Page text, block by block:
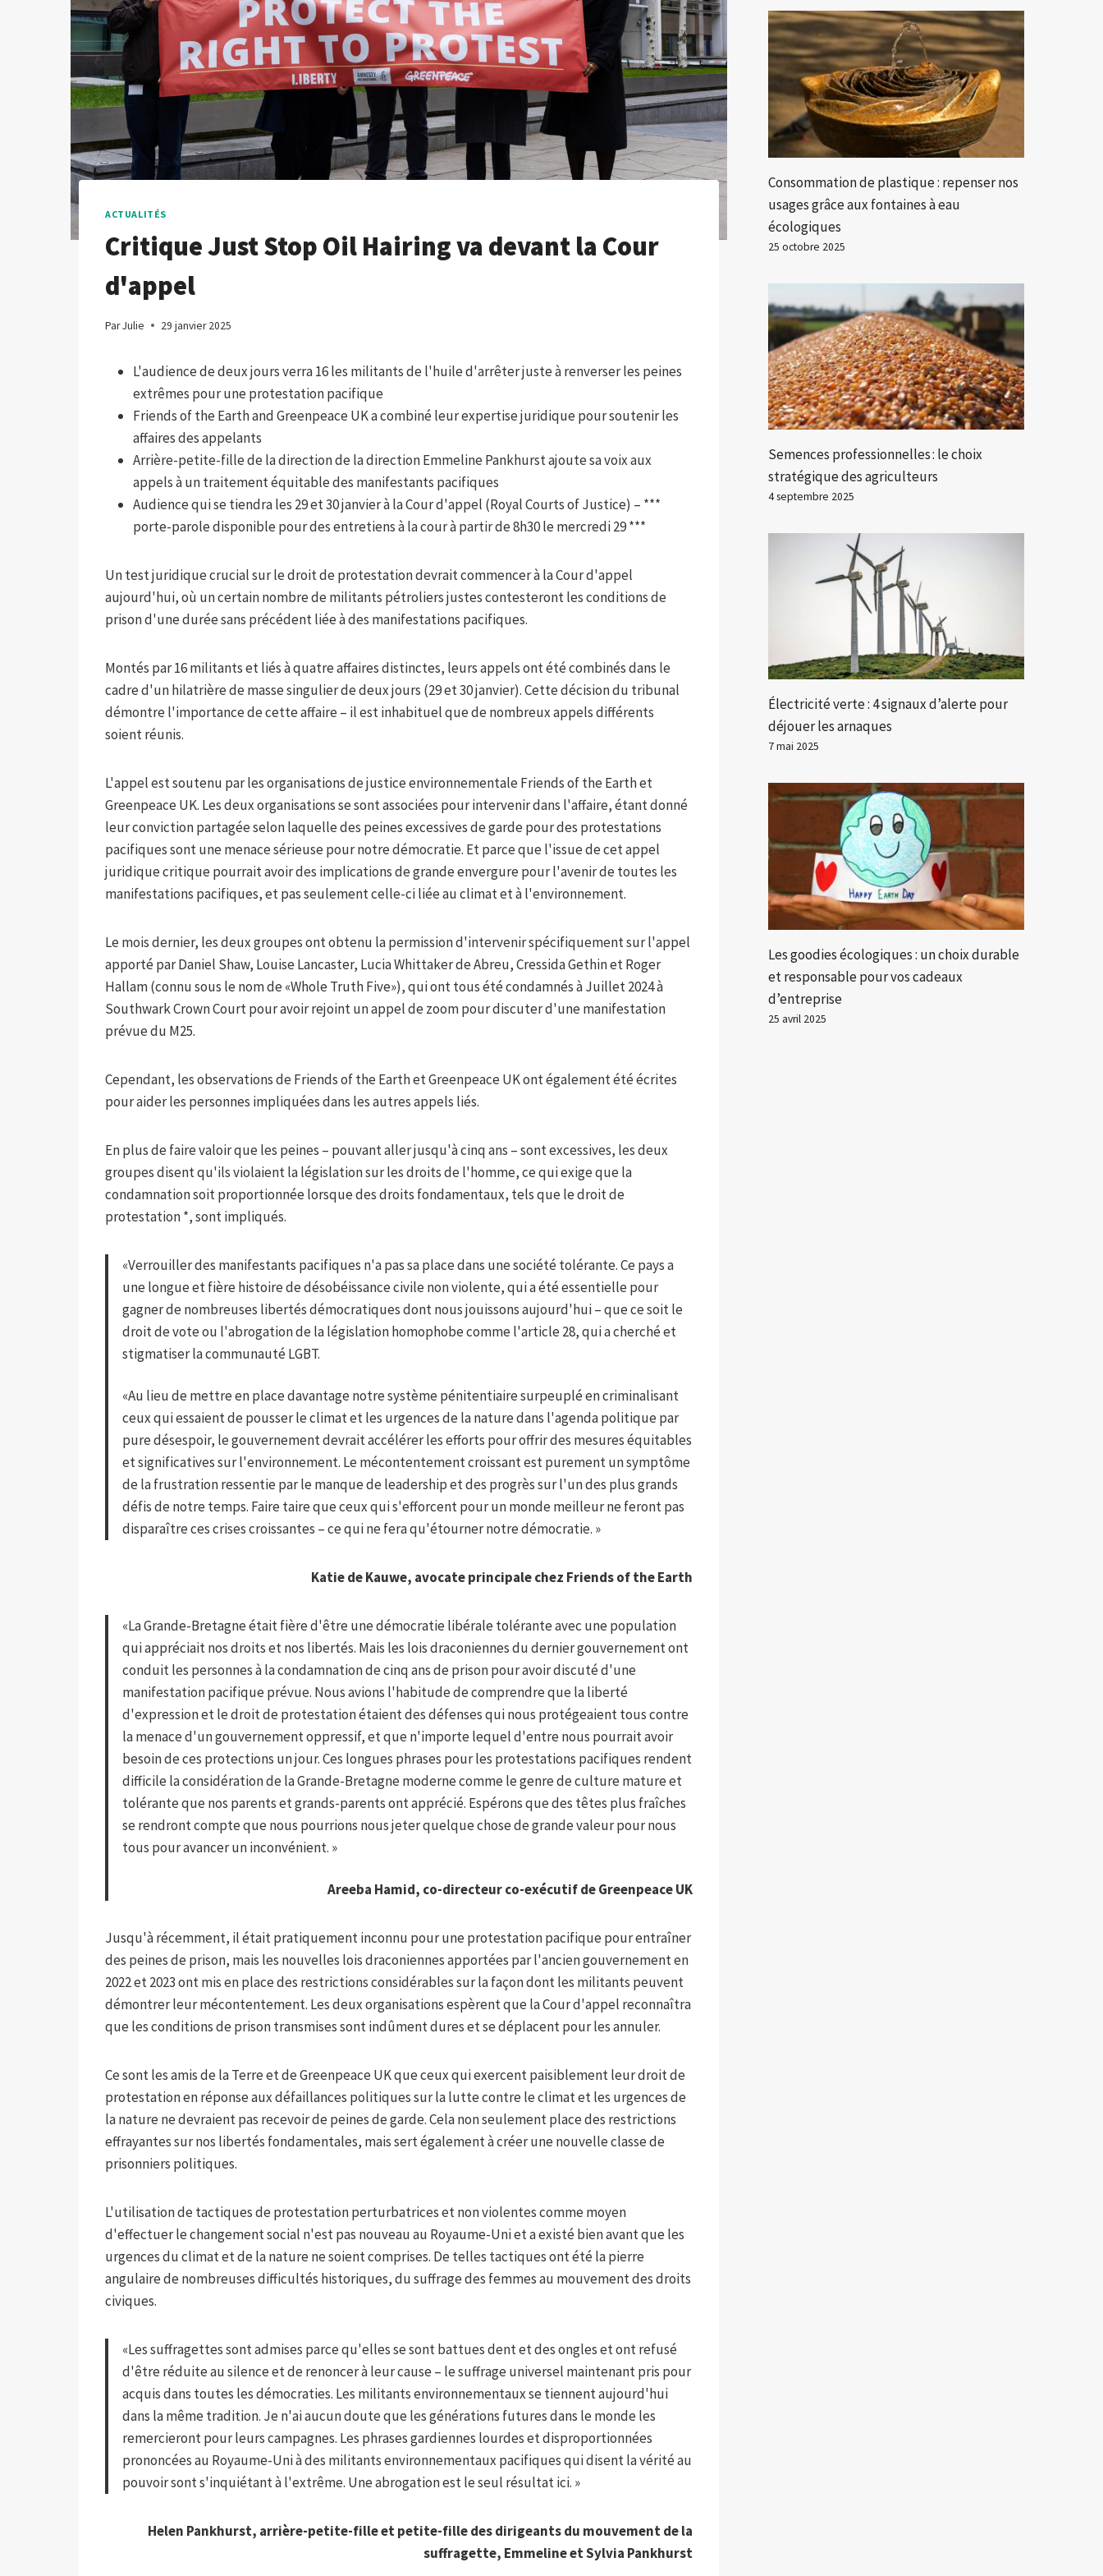
ACTUALITÉS
Critique Just Stop Oil Hairing va devant la Cour
d'appel
ParJulie 29 janvier 2025
L'audience de deux jours verra 16 les militants de l'huile d'arrêter juste à renverser les peines
extrêmes pour une protestation pacifique
Friends of the Earth and Greenpeace UK a combiné leur expertise juridique pour soutenir les
affaires des appelants
Arrière-petite-fille de la direction de la direction Emmeline Pankhurst ajoute sa voix aux
appels à un traitement équitable des manifestants pacifiques
Audience qui se tiendra les 29 et 30 janvier à la Cour d'appel (Royal Courts of Justice) – ***
porte-parole disponible pour des entretiens à la cour à partir de 8h30 le mercredi 29 ***
Un test juridique crucial sur le droit de protestation devrait commencer à la Cour d'appel
aujourd'hui, où un certain nombre de militants pétroliers justes contesteront les conditions de
prison d'une durée sans précédent liée à des manifestations pacifiques.
Montés par 16 militants et liés à quatre affaires distinctes, leurs appels ont été combinés dans le
cadre d'un hilatrière de masse singulier de deux jours (29 et 30 janvier). Cette décision du tribunal
démontre l'importance de cette affaire – il est inhabituel que de nombreux appels différents
soient réunis.
L'appel est soutenu par les organisations de justice environnementale Friends of the Earth et
Greenpeace UK. Les deux organisations se sont associées pour intervenir dans l'affaire, étant donné
leur conviction partagée selon laquelle des peines excessives de garde pour des protestations
pacifiques sont une menace sérieuse pour notre démocratie. Et parce que l'issue de cet appel
juridique critique pourrait avoir des implications de grande envergure pour l'avenir de toutes les
manifestations pacifiques, et pas seulement celle-ci liée au climat et à l'environnement.
Le mois dernier, les deux groupes ont obtenu la permission d'intervenir spécifiquement sur l'appel
apporté par Daniel Shaw, Louise Lancaster, Lucia Whittaker de Abreu, Cressida Gethin et Roger
Hallam (connu sous le nom de «Whole Truth Five»), qui ont tous été condamnés à Juillet 2024 à
Southwark Crown Court pour avoir rejoint un appel de zoom pour discuter d'une manifestation
prévue du M25.
Cependant, les observations de Friends of the Earth et Greenpeace UK ont également été écrites
pour aider les personnes impliquées dans les autres appels liés.
En plus de faire valoir que les peines – pouvant aller jusqu'à cinq ans – sont excessives, les deux
groupes disent qu'ils violaient la législation sur les droits de l'homme, ce qui exige que la
condamnation soit proportionnée lorsque des droits fondamentaux, tels que le droit de
protestation *, sont impliqués.
«Verrouiller des manifestants pacifiques n'a pas sa place dans une société tolérante. Ce pays a
une longue et fière histoire de désobéissance civile non violente, qui a été essentielle pour
gagner de nombreuses libertés démocratiques dont nous jouissons aujourd'hui – que ce soit le
droit de vote ou l'abrogation de la législation homophobe comme l'article 28, qui a cherché et
stigmatiser la communauté LGBT.
«Au lieu de mettre en place davantage notre système pénitentiaire surpeuplé en criminalisant
ceux qui essaient de pousser le climat et les urgences de la nature dans l'agenda politique par
pure désespoir, le gouvernement devrait accélérer les efforts pour offrir des mesures équitables
et significatives sur l'environnement. Le mécontentement croissant est purement un symptôme
de la frustration ressentie par le manque de leadership et des progrès sur l'un des plus grands
défis de notre temps. Faire taire que ceux qui s'efforcent pour un monde meilleur ne feront pas
disparaître ces crises croissantes – ce qui ne fera qu'étourner notre démocratie. »
Katie de Kauwe, avocate principale chez Friends of the Earth
«La Grande-Bretagne était fière d'être une démocratie libérale tolérante avec une population
qui appréciait nos droits et nos libertés. Mais les lois draconiennes du dernier gouvernement ont
conduit les personnes à la condamnation de cinq ans de prison pour avoir discuté d'une
manifestation pacifique prévue. Nous avions l'habitude de comprendre que la liberté
d'expression et le droit de protestation étaient des défenses qui nous protégeaient tous contre
la menace d'un gouvernement oppressif, et que n'importe lequel d'entre nous pourrait avoir
besoin de ces protections un jour. Ces longues phrases pour les protestations pacifiques rendent
difficile la considération de la Grande-Bretagne moderne comme le genre de culture mature et
tolérante que nos parents et grands-parents ont apprécié. Espérons que des têtes plus fraîches
se rendront compte que nous pourrions nous jeter quelque chose de grande valeur pour nous
tous pour avancer un inconvénient. »
Areeba Hamid, co-directeur co-exécutif de Greenpeace UK
Jusqu'à récemment, il était pratiquement inconnu pour une protestation pacifique pour entraîner
des peines de prison, mais les nouvelles lois draconiennes apportées par l'ancien gouvernement en
2022 et 2023 ont mis en place des restrictions considérables sur la façon dont les militants peuvent
démontrer leur mécontentement. Les deux organisations espèrent que la Cour d'appel reconnaîtra
que les conditions de prison transmises sont indûment dures et se déplacent pour les annuler.
Ce sont les amis de la Terre et de Greenpeace UK que ceux qui exercent paisiblement leur droit de
protestation en réponse aux défaillances politiques sur la lutte contre le climat et les urgences de
la nature ne devraient pas recevoir de peines de garde. Cela non seulement place des restrictions
effrayantes sur nos libertés fondamentales, mais sert également à créer une nouvelle classe de
prisonniers politiques.
L'utilisation de tactiques de protestation perturbatrices et non violentes comme moyen
d'effectuer le changement social n'est pas nouveau au Royaume-Uni et a existé bien avant que les
urgences du climat et de la nature ne soient comprises. De telles tactiques ont été la pierre
angulaire de nombreuses difficultés historiques, du suffrage des femmes au mouvement des droits
civiques.
«Les suffragettes sont admises parce qu'elles se sont battues dent et des ongles et ont refusé
d'être réduite au silence et de renoncer à leur cause – le suffrage universel maintenant pris pour
acquis dans toutes les démocraties. Les militants environnementaux se tiennent aujourd'hui
dans la même tradition. Je n'ai aucun doute que les générations futures dans le monde les
remercieront pour leurs campagnes. Les phrases gardiennes lourdes et disproportionnées
prononcées au Royaume-Uni à des militants environnementaux pacifiques qui disent la vérité au
pouvoir sont s'inquiétant à l'extrême. Une abrogation est le seul résultat ici. »
Helen Pankhurst, arrière-petite-fille et petite-fille des dirigeants du mouvement de la
suffragette, Emmeline et Sylvia Pankhurst
Consommation de plastique : repenser nos
usages grâce aux fontaines à eau
écologiques
25 octobre 2025
Semences professionnelles : le choix
stratégique des agriculteurs
4 septembre 2025
Électricité verte : 4 signaux d’alerte pour
déjouer les arnaques
7 mai 2025
Les goodies écologiques : un choix durable
et responsable pour vos cadeaux
d’entreprise
25 avril 2025